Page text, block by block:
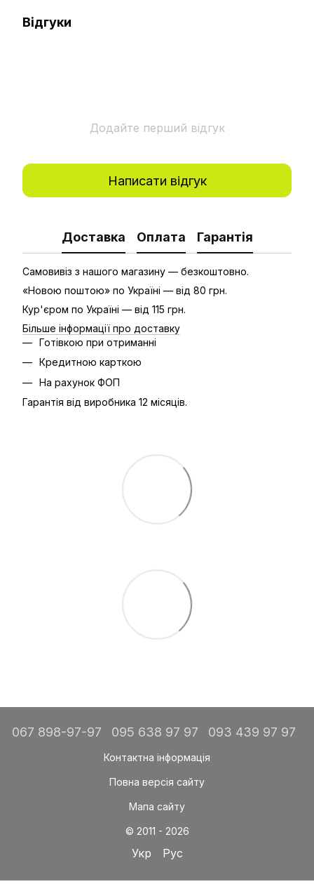
Відгуки
Додайте перший відгук
Написати відгук
Доставка Оплата Гарантія
Самовивіз з нашого магазину — безкоштовно.
«Новою поштою» по Україні — від 80 грн.
Кур'єром по Україні — від 115 грн.
Більше інформації про доставку
Готівкою при отриманні
Кредитною карткою
На рахунок ФОП
Гарантія від виробника 12 місяців.
067 898-97-97 095 638 97 97 093 439 97 97
Контактна інформація
Повна версія сайту
Мапа сайту
© 2011 - 2026
Укр Рус